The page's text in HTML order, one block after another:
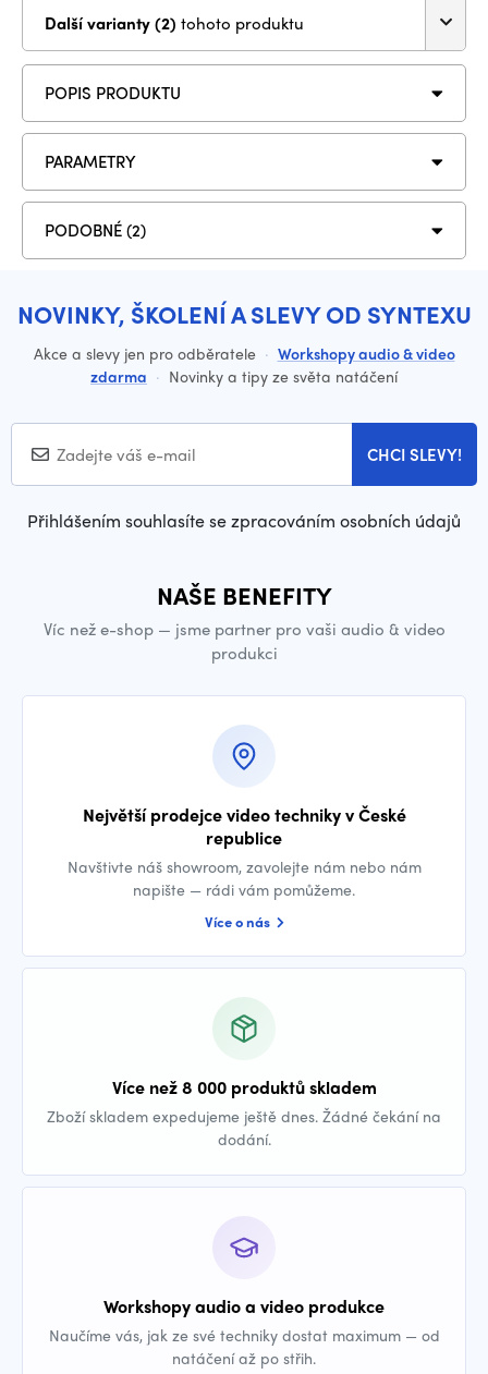
Další varianty (2) tohoto produktu
POPIS PRODUKTU
PARAMETRY
PODOBNÉ (2)
NOVINKY, ŠKOLENÍ A SLEVY OD SYNTEXU
Akce a slevy jen pro odběratele · Workshopy audio & video
zdarma · Novinky a tipy ze světa natáčení
CHCI SLEVY!
Přihlášením souhlasíte se zpracováním osobních údajů
NAŠE BENEFITY
Víc než e-shop — jsme partner pro vaši audio & video
produkci
Největší prodejce video techniky v České
republice
Navštivte náš showroom, zavolejte nám nebo nám
napište — rádi vám pomůžeme.
Více o nás
Více než 8 000 produktů skladem
Zboží skladem expedujeme ještě dnes. Žádné čekání na
dodání.
Workshopy audio a video produkce
Naučíme vás, jak ze své techniky dostat maximum — od
natáčení až po střih.